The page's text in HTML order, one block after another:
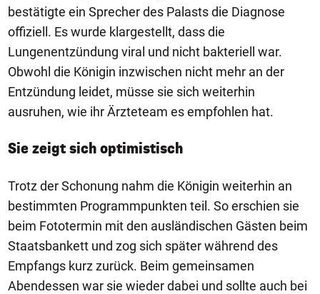
bestätigte ein Sprecher des Palasts die Diagnose
offiziell. Es wurde klargestellt, dass die
Lungenentzündung viral und nicht bakteriell war.
Obwohl die Königin inzwischen nicht mehr an der
Entzündung leidet, müsse sie sich weiterhin
ausruhen, wie ihr Ärzteteam es empfohlen hat.
Sie zeigt sich optimistisch
Trotz der Schonung nahm die Königin weiterhin an
bestimmten Programmpunkten teil. So erschien sie
beim Fototermin mit den ausländischen Gästen beim
Staatsbankett und zog sich später während des
Empfangs kurz zurück. Beim gemeinsamen
Abendessen war sie wieder dabei und sollte auch bei